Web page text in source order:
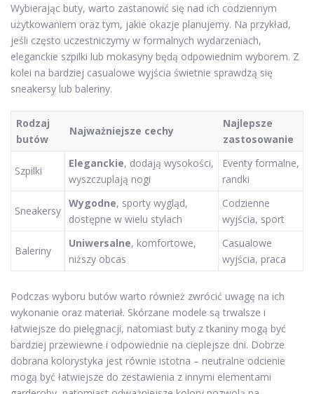
Wybierając buty, warto zastanowić się nad ich codziennym
użytkowaniem oraz tym, jakie okazje planujemy. Na przykład,
jeśli często uczestniczymy w formalnych wydarzeniach,
eleganckie szpilki lub mokasyny będą odpowiednim wyborem. Z
kolei na bardziej casualowe wyjścia świetnie sprawdzą się
sneakersy lub baleriny.
Rodzaj
butów
Najważniejsze cechy
Najlepsze
zastosowanie
Szpilki
Eleganckie, dodają wysokości,
wyszczuplają nogi
Eventy formalne,
randki
Sneakersy
Wygodne, sporty wygląd,
dostępne w wielu stylach
Codzienne
wyjścia, sport
Baleriny
Uniwersalne, komfortowe,
niższy obcas
Casualowe
wyjścia, praca
Podczas wyboru butów warto również zwrócić uwagę na ich
wykonanie oraz materiał. Skórzane modele są trwalsze i
łatwiejsze do pielęgnacji, natomiast buty z tkaniny mogą być
bardziej przewiewne i odpowiednie na cieplejsze dni. Dobrze
dobrana kolorystyka jest równie istotna – neutralne odcienie
mogą być łatwiejsze do zestawienia z innymi elementami